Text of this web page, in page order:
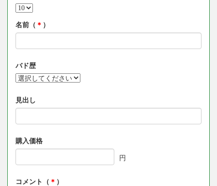
名前（ ＊ ）
バド歴
見出し
購入価格
円
コメント（ ＊ ）